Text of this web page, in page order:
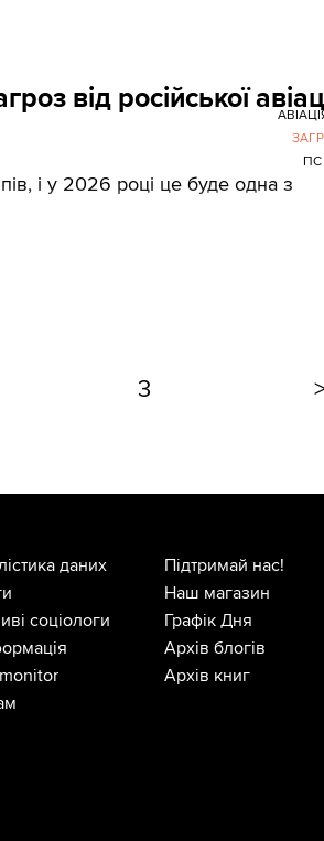
від російської
і у 2026 році це буде одна з
ПС
3
даних
соціологи
Підтримай нас!
Наш магазин
Графік Дня
Архів блогів
Архів книг